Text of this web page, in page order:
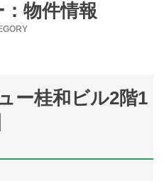
物件情報
ー桂和ビル2階1